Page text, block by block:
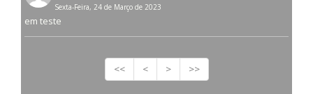
Sexta-Feira, 24 de Março de 2023
em teste
<< < > >>